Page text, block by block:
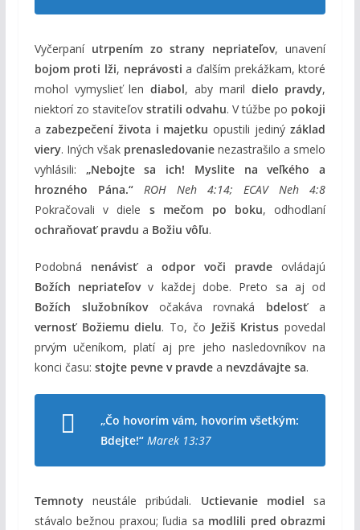
Vyčerpaní utrpením zo strany nepriateľov, unavení
bojom proti lži, neprávosti a ďalším prekážkam, ktoré
mohol vymyslieť lendiabol, aby maril dielo pravdy,
niektorí zo staviteľov stratili odvahu. V túžbe po pokoji
a zabezpečení života i majetku opustili jedinýzáklad
viery. Iných však prenasledovanie nezastrašilo a smelo
vyhlásili: „Nebojte sa ich! Myslite na veľkého a
hrozného Pána.“
ROH Neh 4:14; ECAV Neh 4:8
Pokračovali v diele s mečom po boku, odhodlaní
ochraňovať pravdu a Božiu vôľu.
Podobná nenávisťa odpor voči pravde ovládajú
Božích nepriateľovv každej dobe. Preto sa aj od
Božích služobníkovočakáva rovnaká bdelosťa
vernosť Božiemu dielu. To, čo Ježiš Kristus povedal
prvým učeníkom, platí aj pre jeho nasledovníkov na
konci času: stojte pevne v pravdea nevzdávajte sa.
„Čo hovorím vám, hovorím všetkým:
Bdejte!“ Marek 13:37
Temnotyneustále pribúdali. Uctievanie modiel sa
stávalo bežnou praxou; ľudia sa modlili pred obrazmi